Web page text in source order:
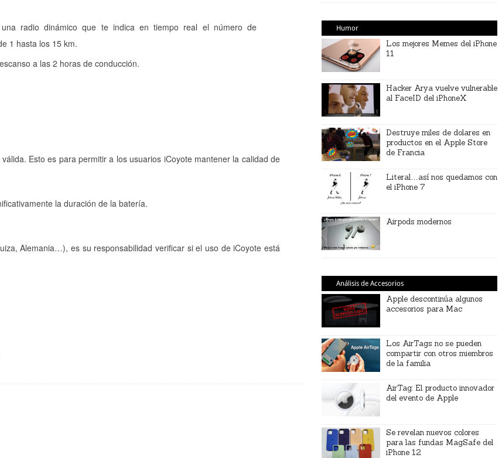
radio dinámico que te indica en tiempo real el número de
1 hasta los 15 km.
a las 2 horas de conducción.
Esto es para permitir a los usuarios iCoyote mantener la calidad de
la duración de la batería.
Alemania…), es su responsabilidad verificar si el uso de iCoyote está
Humor
Los mejores Memes del iPhone
11
Hacker Arya vuelve vulnerable
al FaceID del iPhoneX
Destruye miles de dolares en
productos en el Apple Store
de Francia
Literal…así nos quedamos con
el iPhone 7
Airpods modernos
Análisis de Accesorios
Apple descontinúa algunos
accesorios para Mac
Los AirTags no se pueden
compartir con otros miembros
de la familia
AirTag: El producto innovador
del evento de Apple
Se revelan nuevos colores
para las fundas MagSafe del
iPhone 12